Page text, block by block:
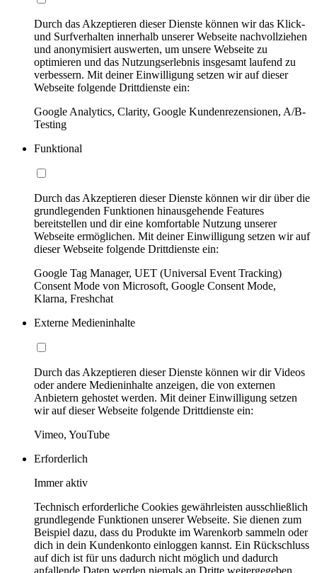
Durch das Akzeptieren dieser Dienste können wir das Klick-
und Surfverhalten innerhalb unserer Webseite nachvollziehen
und anonymisiert auswerten, um unsere Webseite zu
optimieren und das Nutzungserlebnis insgesamt laufend zu
verbessern. Mit deiner Einwilligung setzen wir auf dieser
Webseite folgende Drittdienste ein:
Google Analytics, Clarity, Google Kundenrezensionen, A/B-
Testing
Funktional
Durch das Akzeptieren dieser Dienste können wir dir über die
grundlegenden Funktionen hinausgehende Features
bereitstellen und dir eine komfortable Nutzung unserer
Webseite ermöglichen. Mit deiner Einwilligung setzen wir auf
dieser Webseite folgende Drittdienste ein:
Google Tag Manager, UET (Universal Event Tracking)
Consent Mode von Microsoft, Google Consent Mode,
Klarna, Freshchat
Externe Medieninhalte
Durch das Akzeptieren dieser Dienste können wir dir Videos
oder andere Medieninhalte anzeigen, die von externen
Anbietern gehostet werden. Mit deiner Einwilligung setzen
wir auf dieser Webseite folgende Drittdienste ein:
Vimeo, YouTube
Erforderlich
Immer aktiv
Technisch erforderliche Cookies gewährleisten ausschließlich
grundlegende Funktionen unserer Webseite. Sie dienen zum
Beispiel dazu, dass du Produkte im Warenkorb sammeln oder
dich in dein Kundenkonto einloggen kannst. Ein Rückschluss
auf dich ist für uns dadurch nicht möglich und dadurch
anfallende Daten werden niemals an Dritte weitergegeben.